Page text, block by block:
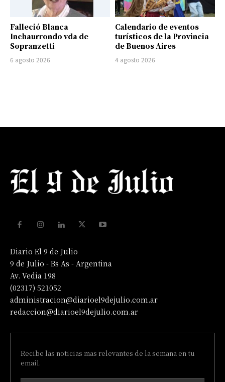
Falleció Blanca
Inchaurrondo vda de
Sopranzetti
6 agosto 2026
Calendario de eventos
turísticos de la Provincia
de Buenos Aires
4 agosto 2026
Diario El 9 de Julio
9 de Julio - Bs As - Argentina
Av. Vedia 198
(02317) 521052
administracion@diarioel9dejulio.com.ar
redaccion@diarioel9dejulio.com.ar
Recibe las noticias mas relevantes de la semana en tu
email.